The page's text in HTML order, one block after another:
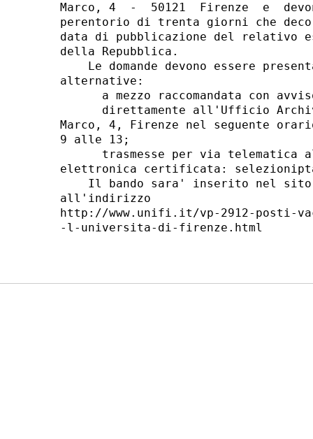
Marco, 4  -  50121  Firenze  e
perentorio di trenta giorni che
data di pubblicazione del relativo
della Repubblica.
Le domande devono essere
alternative:
a mezzo raccomandata con
direttamente all'Ufficio
Marco, 4, Firenze nel seguente
9 alle 13;
trasmesse per via telematica
elettronica certificata:
Il bando sara' inserito nel
all'indirizzo
http://www.unifi.it/vp-2912-posti-
-l-universita-di-firenze.html